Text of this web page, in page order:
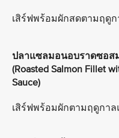
เสิร์ฟพร้อมผักสดตามฤดู
ปลาแซลมอนอบราดซอส
(Roasted Salmon Fillet
Sauce)
เสิร์ฟพร้อมผักตามฤดูกา